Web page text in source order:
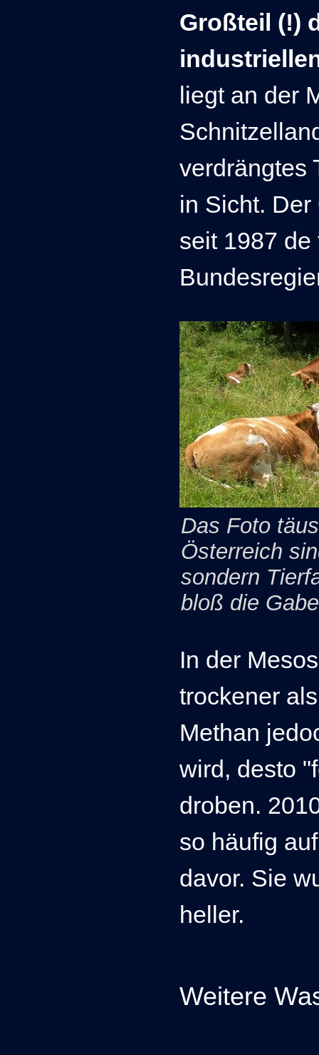
Großteil (!)
liegt an der
verdrängtes
in Sicht.
seit 1987
Das Foto
Österreich
sondern
bloß die
In der
trockener
Methan
wird, desto
droben.
so häufig
davor. Sie
heller.
Weitere